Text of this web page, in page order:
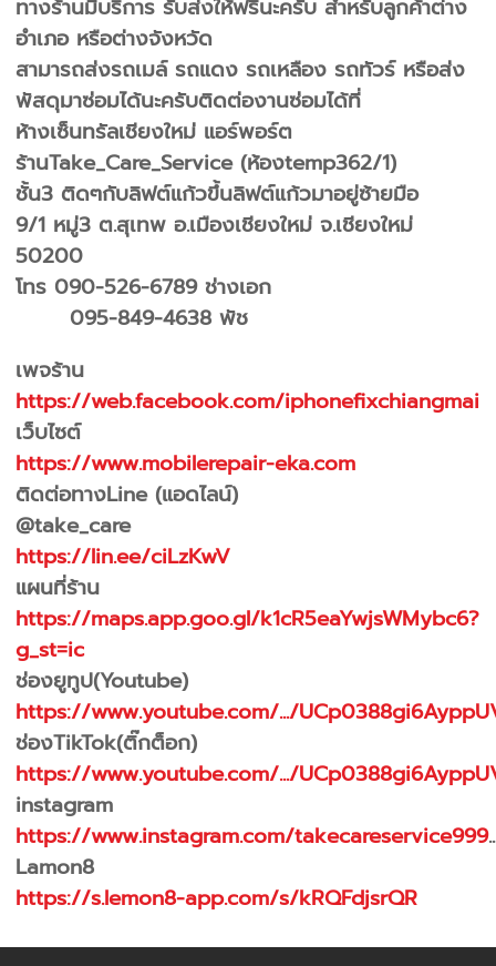
ทางร้านมีบริการ รับส่งให้ฟรีนะครับ สำหรับลูกค้าต่าง
อำเภอ หรือต่างจังหวัด
สามารถส่งรถเมล์ รถแดง รถเหลือง รถทัวร์ หรือส่ง
พัสดุมาซ่อมได้นะครับติดต่องานซ่อมได้ที่
ห้างเซ็นทรัลเชียงใหม่ แอร์พอร์ต
ร้านTake_Care_Service (ห้องtemp362/1)
ชั้น3 ติดๆกับลิฟต์แก้วขึ้นลิฟต์แก้วมาอยู่ซ้ายมือ
9/1 หมู่3 ต.สุเทพ อ.เมืองเชียงใหม่ จ.เชียงใหม่
50200
โทร 090-526-6789 ช่างเอก
095-849-4638 พัช
เพจร้าน
https://web.facebook.com/iphonefixchiangmai
เว็บไซต์
https://www.mobilerepair-eka.com
ติดต่อทางLine (แอดไลน์)
@take_care
https://lin.ee/ciLzKwV
แผนที่ร้าน
https://maps.app.goo.gl/k1cR5eaYwjsWMybc6?
g_st=ic
ช่องยูทูป(Youtube)
https://www.youtube.com/.../
ช่องTikTok(ติ๊กต็อก)
https://www.youtube.com/.../
instagram
https://www.instagram.com/takecareservice999
Lamon8
https://s.lemon8-app.com/s/kRQFdjsrQR